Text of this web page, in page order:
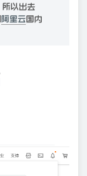
所以出去
阿里云国内